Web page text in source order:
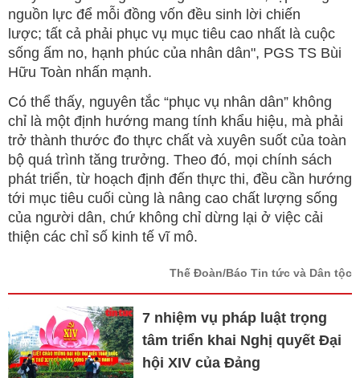
nguồn lực để mỗi đồng vốn đều sinh lời chiến
lược; tất cả phải phục vụ mục tiêu cao nhất là cuộc
sống ấm no, hạnh phúc của nhân dân", PGS TS Bùi
Hữu Toàn nhấn mạnh.
Có thể thấy, nguyên tắc “phục vụ nhân dân” không
chỉ là một định hướng mang tính khẩu hiệu, mà phải
trở thành thước đo thực chất và xuyên suốt của toàn
bộ quá trình tăng trưởng. Theo đó, mọi chính sách
phát triển, từ hoạch định đến thực thi, đều cần hướng
tới mục tiêu cuối cùng là nâng cao chất lượng sống
của người dân, chứ không chỉ dừng lại ở việc cải
thiện các chỉ số kinh tế vĩ mô.
Thế Đoàn/Báo Tin tức và Dân tộc
7 nhiệm vụ pháp luật trọng
tâm triển khai Nghị quyết Đại
hội XIV của Đảng